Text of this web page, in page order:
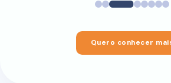
Quero conhecer